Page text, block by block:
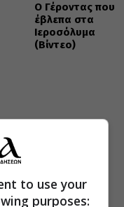
Ο Γέροντας που
έβλεπα στα
Ιεροσόλυμα
(Βίντεο)
to use your
purposes: